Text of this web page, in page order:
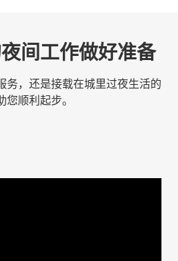
间工作做好准备
务，还是接载在城里过夜生活的
顺利起步。